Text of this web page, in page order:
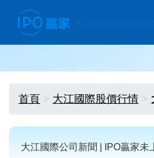
首頁 大江國際股價行情
大江國際公司新聞 | IPO贏家未